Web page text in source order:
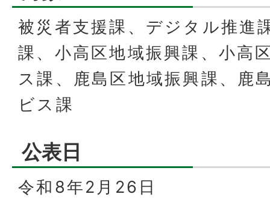
被災者支援課、デジタル推進
課、小高区地域振興課、小高
ス課、鹿島区地域振興課、鹿
ビス課
公表日
令和8年2月26日